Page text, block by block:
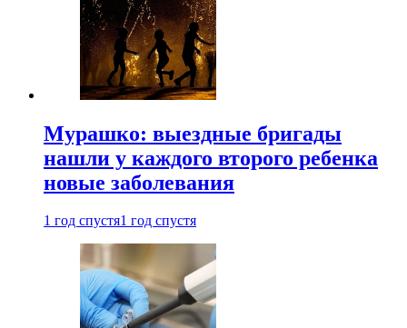
Мурашко: выездные бригады
нашли у каждого второго ребенка
новые заболевания
1 год спустя1 год спустя